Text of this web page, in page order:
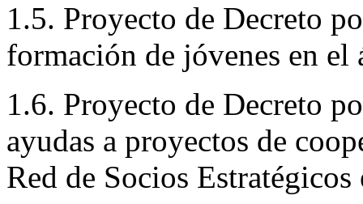
1.5. Proyecto de Decreto
formación de jóvenes en
1.6. Proyecto de Decreto
ayudas a proyectos de
Red de Socios